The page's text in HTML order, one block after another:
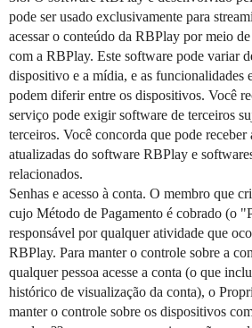
pode ser usado exclusivamente para
acessar o conteúdo da RBPlay por meio
com a RBPlay. Este software pode variar
dispositivo e a mídia, e as funcionalidades
podem diferir entre os dispositivos. Você
serviço pode exigir software de terceiros
terceiros. Você concorda que pode receber
atualizadas do software RBPlay e
relacionados.
Senhas e acesso à conta. O membro que
cujo Método de Pagamento é cobrado (o
responsável por qualquer atividade que
RBPlay. Para manter o controle sobre a
qualquer pessoa acesse a conta (o que
histórico de visualização da conta), o
manter o controle sobre os dispositivos